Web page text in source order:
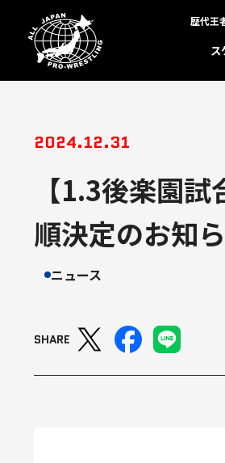
歴代王
ス
2024.12.31
【1.3後楽園
順決定のお知
ニュース
SHARE